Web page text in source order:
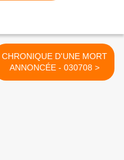
CHRONIQUE D'UNE MORT
ANNONCÉE - 030708 >